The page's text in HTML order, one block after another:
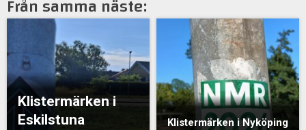
Från samma näste:
Klistermärken i
Eskilstuna
Klistermärken i Nyköping